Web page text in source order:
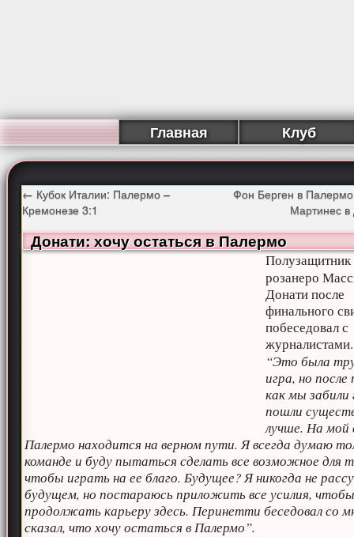
Главная Клуб
← Кубок Италии: Палермо –
Кремонезе 3:1
Фон Берген в
Мартинес
Донати: хочу остаться в Палермо
Полузащитник
розанеро
Донати после
финального
побеседовал с
“Это была
игра, но после
как мы забили
пошли
лучше. На мой
Палермо находится на верном пути. Я всегда думаю
команде и буду пытаться сделать все возможное для
чтобы играть на ее благо. Будущее? Я никогда не
будущем, но постараюсь приложить все усилия,
продолжать карьеру здесь. Перинетти беседовал со
сказал, что хочу остаться в Палермо”.